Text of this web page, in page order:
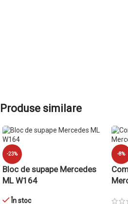
Produse similare
-23%
Bloc de supape Mercedes
ML W164
În stoc
-8%